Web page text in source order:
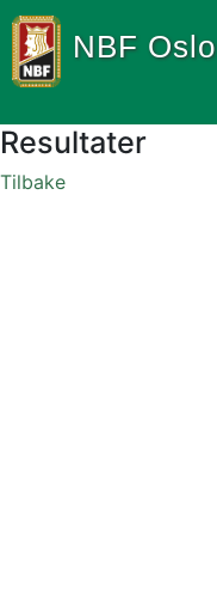
NBF Oslo
Resultater
Tilbake